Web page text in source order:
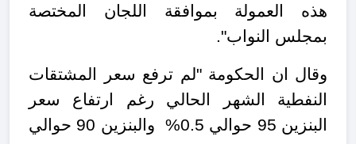
هذه العمولة بموافقة اللجان المختصة
بمجلس النواب".
وقال ان الحكومة "لم ترفع سعر المشتقات
النفطية الشهر الحالي رغم ارتفاع سعر
البنزين 95 حوالي 0.5% والبنزين 90 حوالي